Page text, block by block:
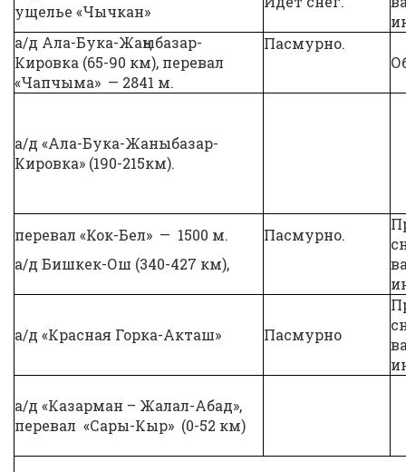
ущелье «Чычкан»
а/д Ала-Бука-Жаңыбазар-
Кировка (65-90 км), перевал
«Чапчыма» — 2841 м.
Пасмурно.
а/д «Ала-Бука-Жаныбазар-
Кировка» (190-215км).
перевал «Кок-Бел» — 1500 м.
а/д Бишкек-Ош (340-427 км),
Пасмурно.
а/д «Красная Горка-Акташ» Пасмурно
а/д «Казарман – Жалал-Абад»,
перевал «Сары-Кыр» (0-52 км)